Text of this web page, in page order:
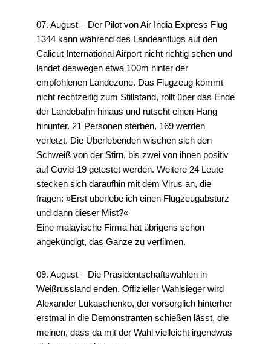
07. August – Der Pilot von Air India Express Flug
1344 kann während des Landeanflugs auf den
Calicut International Airport nicht richtig sehen und
landet deswegen etwa 100m hinter der
empfohlenen Landezone. Das Flugzeug kommt
nicht rechtzeitig zum Stillstand, rollt über das Ende
der Landebahn hinaus und rutscht einen Hang
hinunter. 21 Personen sterben, 169 werden
verletzt. Die Überlebenden wischen sich den
Schweiß von der Stirn, bis zwei von ihnen positiv
auf Covid-19 getestet werden. Weitere 24 Leute
stecken sich daraufhin mit dem Virus an, die
fragen: »Erst überlebe ich einen Flugzeugabsturz
und dann dieser Mist?«
Eine malayische Firma hat übrigens schon
angekündigt, das Ganze zu verfilmen.
09. August – Die Präsidentschaftswahlen in
Weißrussland enden. Offizieller Wahlsieger wird
Alexander Lukaschenko, der vorsorglich hinterher
erstmal in die Demonstranten schießen lässt, die
meinen, dass da mit der Wahl vielleicht irgendwas